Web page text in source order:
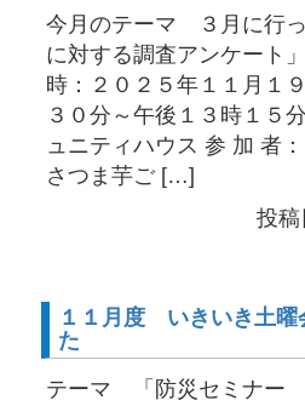
今月のテーマ ３月に行
に対する調査アンケート
時：２０２５年１１月１
３０分～午後１３時１５
ュニティハウス 参 加 者
さつま芋ご […]
投稿
１１月度 いきいき土曜
た
テーマ 「防災セミナー